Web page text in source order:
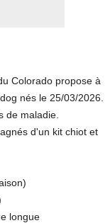
Colorado propose à
nés le 25/03/2026.
de maladie.
d'un kit chiot et
longue